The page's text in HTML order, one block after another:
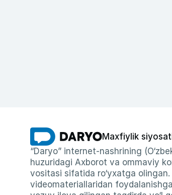
Maxfiylik
“Daryo” internet-nashrining
huzuridagi Axborot va ommaviy
vositasi sifatida ro‘yxatga
videomateriallaridan